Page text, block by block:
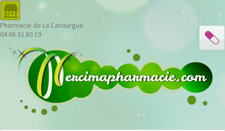
Pharmacie de La Canourgue
04 66 32 80 19